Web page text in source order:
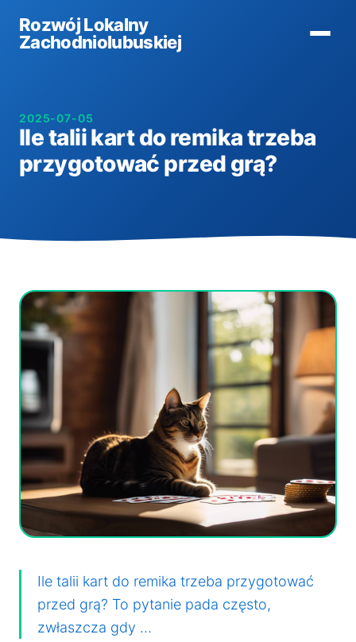
Rozwój Lokalny
Zachodniolubuskiej
2025-07-05
Ile talii kart do remika trzeba
przygotować przed grą?
Ile talii kart do remika trzeba przygotować
przed grą? To pytanie pada często,
zwłaszcza gdy …